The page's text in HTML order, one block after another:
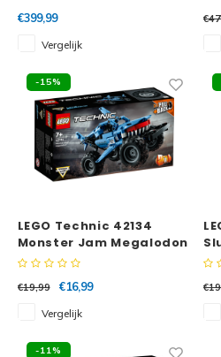
€399,99
Vergelijk
-15%
LEGO Technic 42134
Monster Jam Megalodon
€19,99
€16,99
Vergelijk
-11%